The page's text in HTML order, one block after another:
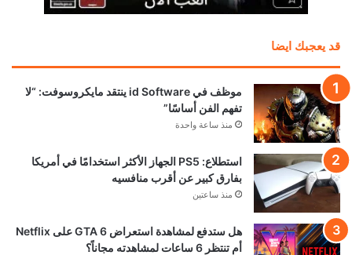
قد يعجبك ايضا
موظف في id Software ينتقد مايكروسوفت: “لا
تفهم الفن أساسًا”
منذ ساعة واحدة
استطلاع: PS5 الجهاز الأكثر استخدامًا في أمريكا
بفارق كبير عن أقرب منافسيه
منذ ساعتين
هل ستدفع لمشاهدة استعراض GTA 6 على Netflix
أم تنتظر 6 ساعات لمشاهدته مجاناً؟